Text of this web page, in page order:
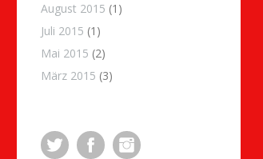
August 2015 (1)
Juli 2015 (1)
Mai 2015 (2)
März 2015 (3)
TwitterFacebookInstagram